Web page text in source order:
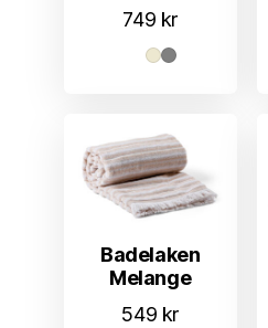
749 kr
Badelaken
Melange
549 kr